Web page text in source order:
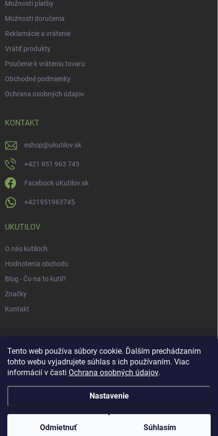
Tento web používa súbory cookie. Ďalším prechádzaním
tohto webu vyjadrujete súhlas s ich používaním. Viac
informácií v časti Ochrana osobných údajov.
Nastavenie
Odmietnuť Súhlasím
Možnosti platby
Možnosti doručenia
Reklamácie a vrátenie
Vrátiť produkty
Poučenie k vráteniu tovaru
Obchodné podmienky
Ochrana osobných údajov
KONTAKT
eshop@ukutilov.sk
+421 951 963 745
Facebook uKutilov.sk
+421951963745
UKUTILOV
O nás kutiloch
Hodnotenia obchodu
Blog - Čo na to kutil?
Značky
Kontakt
Copyright 2026 . Všetky práva vyhradené.